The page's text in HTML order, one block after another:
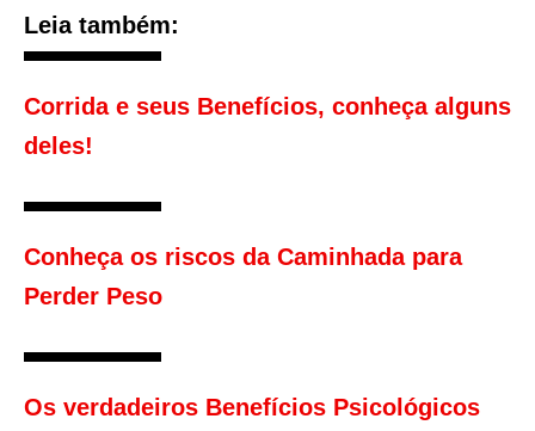
Leia também:
Corrida e seus Benefícios, conheça alguns
deles!
Conheça os riscos da Caminhada para
Perder Peso
Os verdadeiros Benefícios Psicológicos